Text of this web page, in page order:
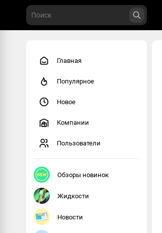
Главная
Популярное
Новое
Компании
Пользователи
Обзоры новинок
Жидкости
Новости